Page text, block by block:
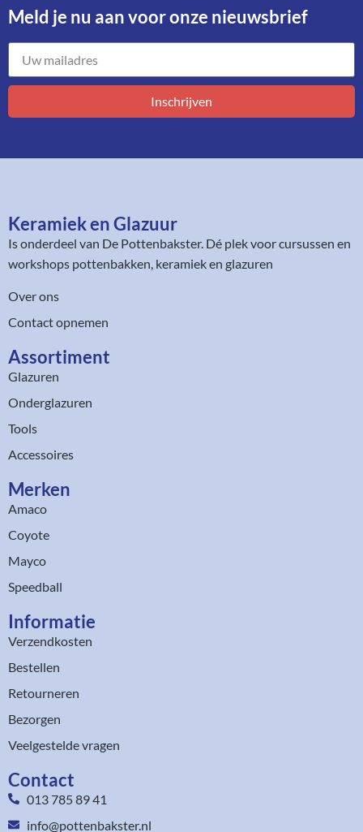
Meld je nu aan voor onze nieuwsbrief​
Inschrijven
Keramiek en Glazuur​
Is onderdeel van De Pottenbakster. Dé plek voor cursussen en
workshops pottenbakken, keramiek en glazuren
Over ons
Contact opnemen
Assortiment​
Glazuren
Onderglazuren
Tools
Accessoires
Merken
Amaco
Coyote
Mayco
Speedball
Informatie
Verzendkosten
Bestellen
Retourneren
Bezorgen
Veelgestelde vragen
Contact
013 785 89 41
info@pottenbakster.nl